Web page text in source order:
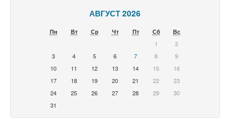
АВГУСТ 2026
Пн Вт Ср Чт Пт Сб
Вс
1
2
3
4 5 6 7 8
9
10
11 12 13 14 15
16
17
18 19 20 21 22
23
24
25 26 27 28 29
30
31